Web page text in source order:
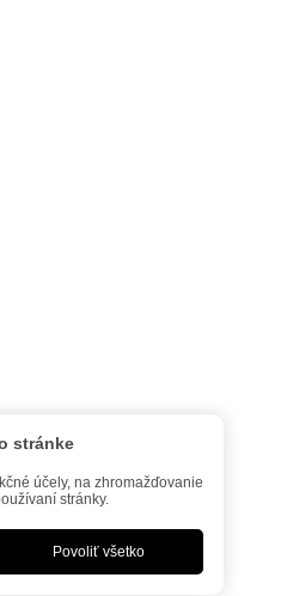
stránke
účely, na zhromažďovanie
stránky.
Povoliť všetko